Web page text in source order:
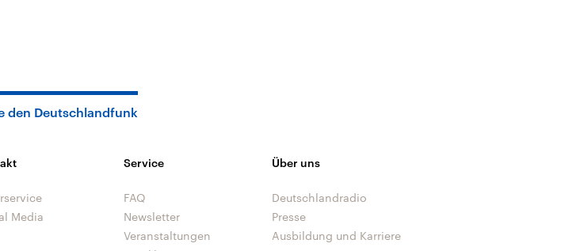
den Deutschlandfunk
Media
Service
FAQ
Newsletter
Veranstaltungen
Über uns
Deutschlandradio
Presse
Ausbildung und Karriere